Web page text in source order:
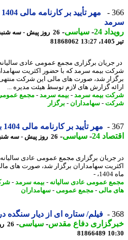
مهر تأیید بر کارنامه مالی
24
-سیاسی-
26 روز پیش - سه شنبه 23
81868062
برگزاری مجمع عمومی عادی سالیانه
بیمه سرمد که با حضور اکثریت سهامداران
گزارش های لازم توسط هیئت مدیره ...
بیمه سرمد- بیمه سرمد- مجمع عمومی
-سهامداران - برگزار
مهر تأیید بر کارنامه مالی 1404 بیمه سرمد
24
-سیاسی-26 روز پیش - سه شنبه 23 تیر 1405، 13:22
برگزاری مجمع عمومی عادی سالیانه
عمومی عادی سالیانه-بیمه سرمد- شرکت
مالی-مجمع عمومی-سهامداران
فیلم/ ستاره ای از دیار سنگده در
دفاع مقدس-سیاسی-
81866489